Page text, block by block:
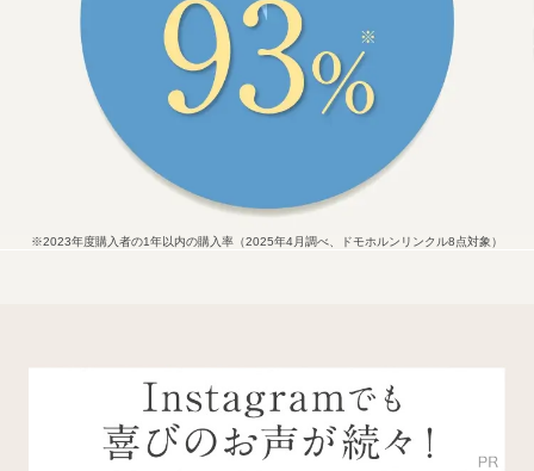
※2023年度購入者の1年以内の購入率（2025年4月調べ、ドモホルンリンクル8点対象）